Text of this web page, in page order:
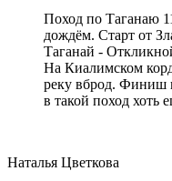
Поход по Таганаю
дождём. Старт от
Таганай -
На Киалимском
реку вброд. Финиш
в такой поход
Наталья Цветкова